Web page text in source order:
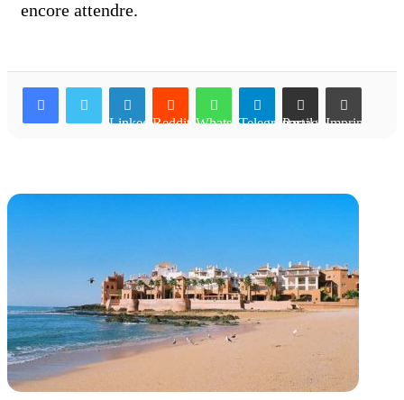
encore attendre.
LinkedinReddit WhatsAppTelegramPartager par email Imprimer